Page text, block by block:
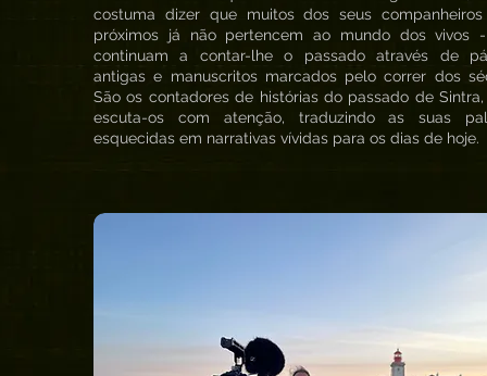
costuma dizer que muitos dos seus
próximos já não pertencem ao mundo dos vivos
continuam a contar-lhe o passado através de
antigas e manuscritos marcados pelo correr dos
São os contadores de histórias do passado de
escuta-os com atenção, traduzindo as suas
esquecidas em narrativas vívidas para os dias de hoje.